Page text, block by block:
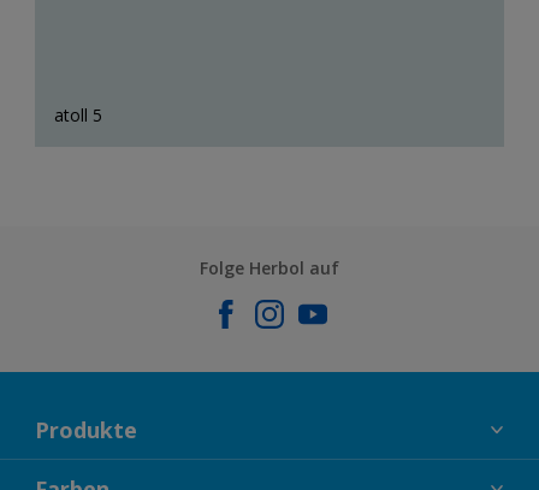
atoll 5
Folge Herbol auf
Produkte
FASSADENFARBEN